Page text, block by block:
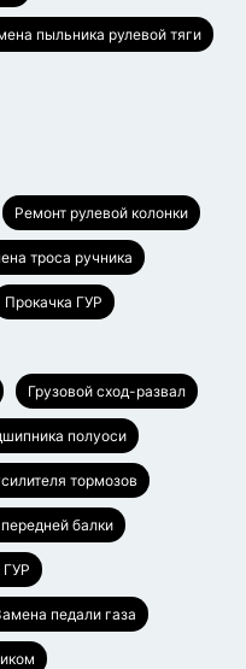
пыльника рулевой тяги
Ремонт рулевой колонки
троса ручника
Прокачка ГУР
Грузовой сход-развал
полуоси
тормозов
балки
ГУР
педали газа